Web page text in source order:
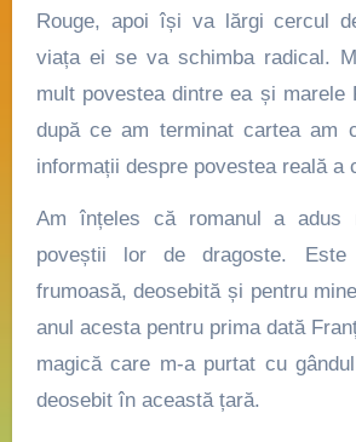
Rouge, apoi își va lărgi cercul
viața ei se va schimba radical.
mult povestea dintre ea și marele
după ce am terminat cartea am
informații despre povestea reală a
Am înțeles că romanul a adus
poveștii lor de dragoste.
frumoasă, deosebită și pentru
anul acesta pentru prima dată
magică care m-a purtat cu
deosebit în această țară.